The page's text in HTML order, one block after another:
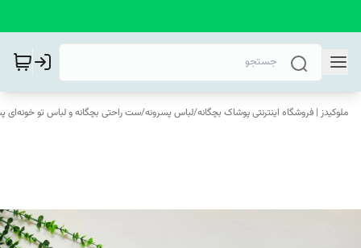
ملوکیدز | فروشگاه اینترنتی پوشاک بچگانه/لباس پسرونه/ست راحتی بچگانه و لباس تو خونه‌ای